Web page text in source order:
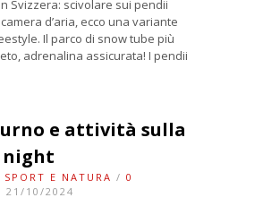
Svizzera: scivolare sui pendii
d’aria, ecco una variante
Il parco di snow tube più
adrenalina assicurata! I pendii
e attività sulla
night
SPORT E NATURA / 0
21/10/2024